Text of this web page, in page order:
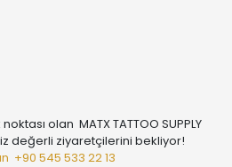
olan MATX TATTOO SUPPLY
değerli ziyaretçilerini bekliyor!
+90 545 533 22 13